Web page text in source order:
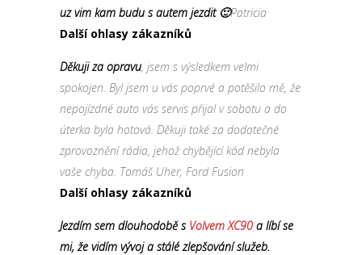
uz vim kam budu s autem jezdit 🙂Patricia
Další ohlasy zákazníků
Děkuji za opravu, jsem s výsledkem velmi
spokojen. Byl jsem u vás poprvé a potěšilo mě, že
nepojízdné auto vás servis přijal v sobotu a do
úterka byla hotová. Děkuji také za dodatečné
zprovoznění rádia, jehož chybějící kód nebyla
vaše chyba. Tomáš Uher, Ford Fusion
Další ohlasy zákazníků
Jezdím sem dlouhodobě s Volvem XC90 a líbí se
mi, že vidím vývoj a stálé zlepšování služeb.